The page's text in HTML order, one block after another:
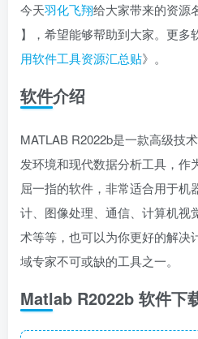
今天羽化飞翔给大家带来的资源
】，希望能够帮助到大家。更多
用软件工具资源汇总贴》。
软件介绍
MATLAB R2022b是一款高级技
发环境和现代数据分析工具，作
屈一指的软件，非常适合用于机
计、图像处理、通信、计算机视
术等等，也可以为你更好的解决
域专家不可或缺的工具之一。
Matlab R2022b 软件下